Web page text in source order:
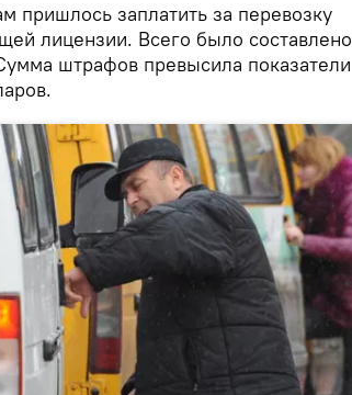
пришлось заплатить за перевозку
лицензии. Всего было составлено
штрафов превысила показатели